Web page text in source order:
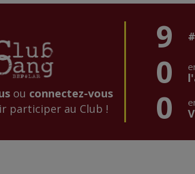
ou connectez-vous
participer au Club !
9
0
0